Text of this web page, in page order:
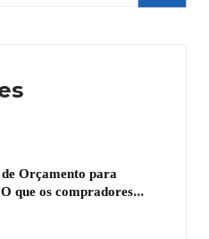
Orçamento para
que os compradores